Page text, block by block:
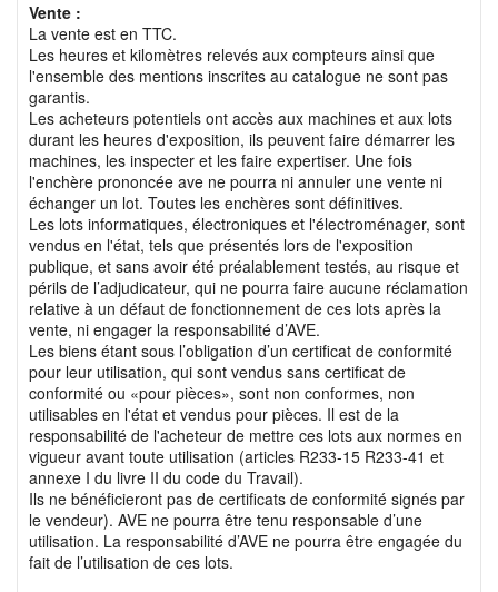
Vente :
La vente est en TTC.
Les heures et kilomètres relevés aux compteurs ainsi que
l'ensemble des mentions inscrites au catalogue ne sont pas
garantis.
Les acheteurs potentiels ont accès aux machines et aux lots
durant les heures d'exposition, ils peuvent faire démarrer les
machines, les inspecter et les faire expertiser. Une fois
l'enchère prononcée ave ne pourra ni annuler une vente ni
échanger un lot. Toutes les enchères sont définitives.
Les lots informatiques, électroniques et l'électroménager, sont
vendus en l'état, tels que présentés lors de l'exposition
publique, et sans avoir été préalablement testés, au risque et
périls de l’adjudicateur, qui ne pourra faire aucune réclamation
relative à un défaut de fonctionnement de ces lots après la
vente, ni engager la responsabilité d’AVE.
Les biens étant sous l’obligation d’un certificat de conformité
pour leur utilisation, qui sont vendus sans certificat de
conformité ou «pour pièces», sont non conformes, non
utilisables en l'état et vendus pour pièces. Il est de la
responsabilité de l'acheteur de mettre ces lots aux normes en
vigueur avant toute utilisation (articles R233-15 R233-41 et
annexe I du livre II du code du Travail).
Ils ne bénéficieront pas de certificats de conformité signés par
le vendeur). AVE ne pourra être tenu responsable d’une
utilisation. La responsabilité d’AVE ne pourra être engagée du
fait de l’utilisation de ces lots.